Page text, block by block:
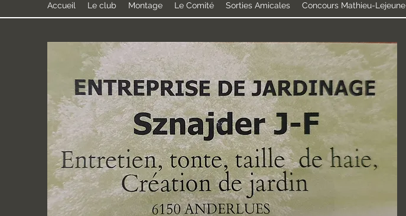
Accueil Le club Montage Le Comité Sorties Amicales Concours Mathieu-Lejeune